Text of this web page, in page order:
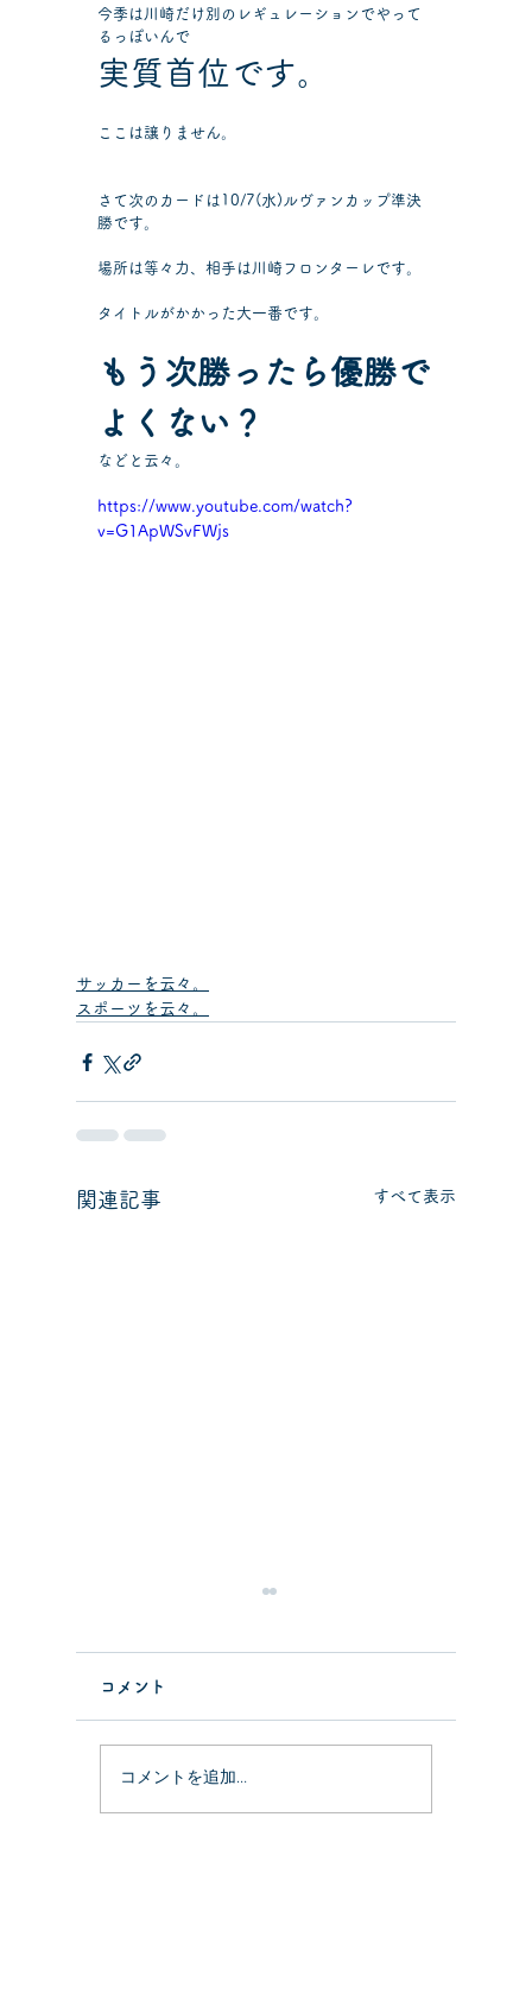
今季は川崎だけ別のレギュレーションでやって
るっぽいんで
実質首位です。
ここは譲りません。
さて次のカードは10/7(水)ルヴァンカップ準決
勝です。
場所は等々力、相手は川崎フロンターレです。
タイトルがかかった大一番です。
もう次勝ったら優勝で
よくない？
などと云々。
https://www.youtube.com/watch?
v=G1ApWSvFWjs
サッカーを云々。
スポーツを云々。
関連記事 すべて表示
コメント
コメントを追加…